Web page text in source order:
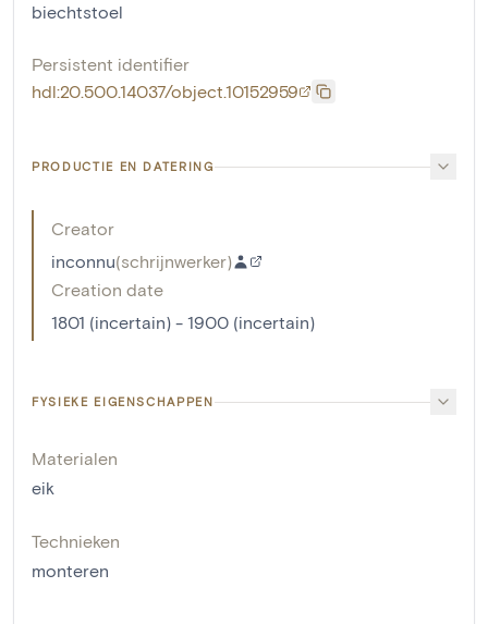
biechtstoel
Persistent identifier
hdl:20.500.14037/object.10152959
PRODUCTIE EN DATERING
Creator
inconnu(schrijnwerker)
Creation date
1801 (incertain) - 1900 (incertain)
FYSIEKE EIGENSCHAPPEN
Materialen
eik
Technieken
monteren